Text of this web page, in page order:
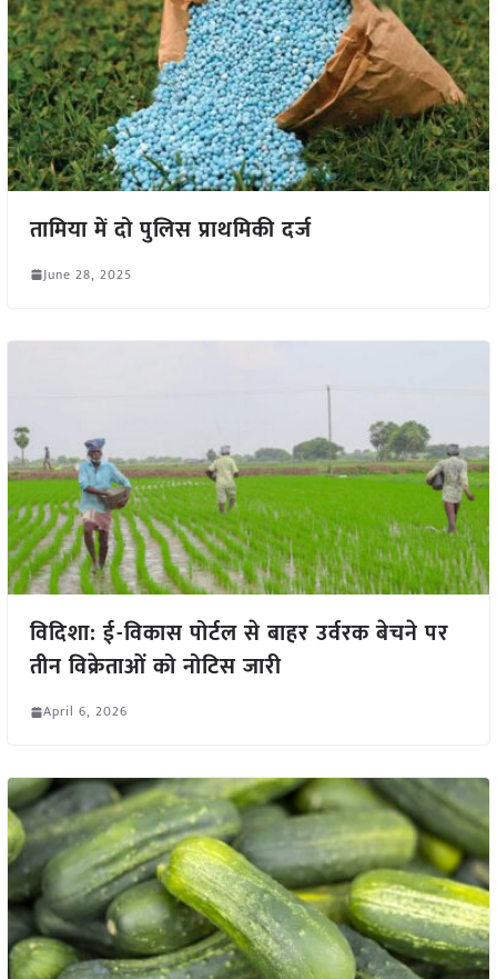
तामिया में दो पुलिस प्राथमिकी दर्ज
June 28, 2025
विदिशा: ई-विकास पोर्टल से बाहर उर्वरक बेचने पर
तीन विक्रेताओं को नोटिस जारी
April 6, 2026